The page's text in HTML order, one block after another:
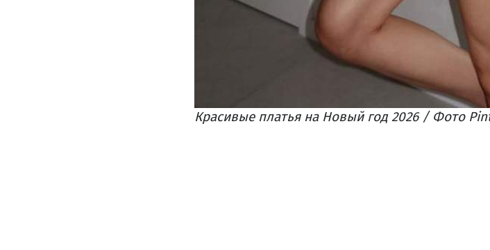
Красивые платья на Новый год 2026 / Фото